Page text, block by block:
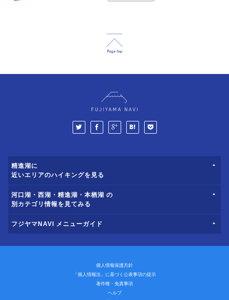
精進湖に
近いエリアのハイキングを見る
河口湖・西湖・精進湖・本栖湖 の
別カテゴリ情報を見てみる
フジヤマNAVI メニューガイド
個人情報保護方針
「個人情報法」に基づく公表事項の提示
著作権・免責事項
ヘルプ